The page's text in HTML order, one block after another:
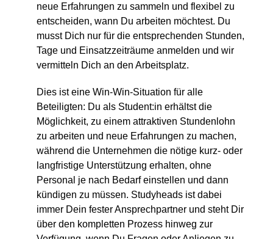
neue Erfahrungen zu sammeln und flexibel zu
entscheiden, wann Du arbeiten möchtest. Du
musst Dich nur für die entsprechenden Stunden,
Tage und Einsatzzeiträume anmelden und wir
vermitteln Dich an den Arbeitsplatz.
Dies ist eine Win-Win-Situation für alle
Beteiligten: Du als Student:in erhältst die
Möglichkeit, zu einem attraktiven Stundenlohn
zu arbeiten und neue Erfahrungen zu machen,
während die Unternehmen die nötige kurz- oder
langfristige Unterstützung erhalten, ohne
Personal je nach Bedarf einstellen und dann
kündigen zu müssen. Studyheads ist dabei
immer Dein fester Ansprechpartner und steht Dir
über den kompletten Prozess hinweg zur